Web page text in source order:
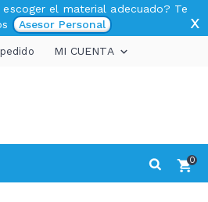
escoger el material adecuado? Te
Asesor Personal x
MI CUENTA 
0